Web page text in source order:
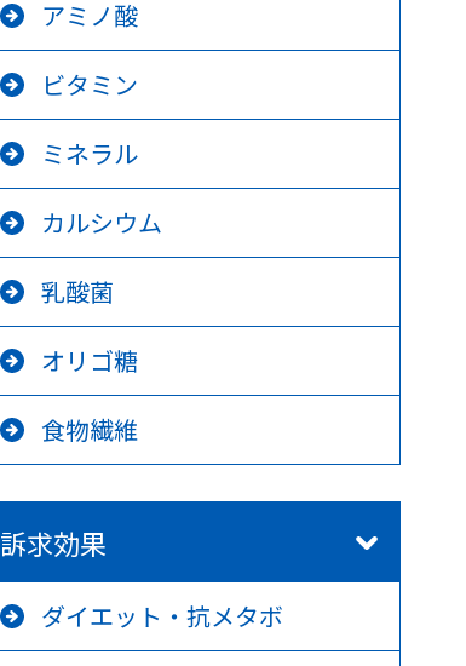
アミノ酸
ビタミン
ミネラル
カルシウム
乳酸菌
オリゴ糖
食物繊維
訴求効果
ダイエット・抗メタボ